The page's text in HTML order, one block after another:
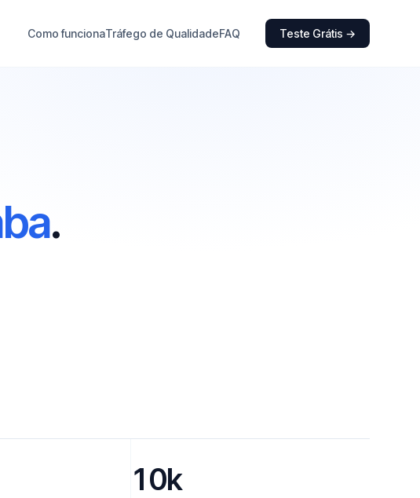
Como funcionaTráfego de QualidadeFAQ Teste Grátis →
.
10k